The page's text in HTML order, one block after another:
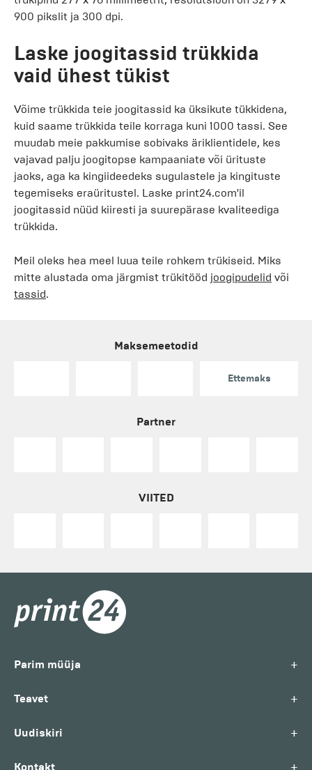
900 pikslit ja 300 dpi.
Laske joogitassid trükkida
vaid ühest tükist
Võime trükkida teie joogitassid ka üksikute tükkidena,
kuid saame trükkida teile korraga kuni 1000 tassi. See
muudab meie pakkumise sobivaks äriklientidele, kes
vajavad palju joogitopse kampaaniate või ürituste
jaoks, aga ka kingiideedeks sugulastele ja kingituste
tegemiseks eraüritustel. Laske print24.com'il
joogitassid nüüd kiiresti ja suurepärase kvaliteediga
trükkida.
Meil oleks hea meel luua teile rohkem trükiseid. Miks
mitte alustada oma järgmist trükitööd joogipudelid või
tassid.
Maksemeetodid
Ettemaks
Partner
VIITED
Parim müüja +
Teavet +
Uudiskiri +
Kontakt